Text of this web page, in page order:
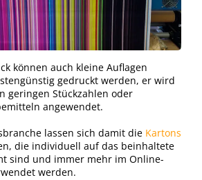
können auch kleine Auflagen
gedruckt werden, er wird
geringen Stückzahlen oder
angewendet.
lassen sich damit die Kartons
die individuell auf das beinhaltete
sind und immer mehr im Online-
werden.